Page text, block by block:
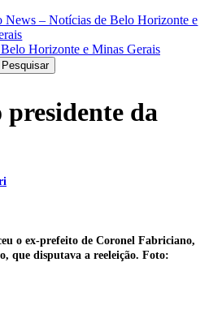
Pesquisar
presidente da
o ex-prefeito de Coronel Fabriciano,
que disputava a reeleição. Foto: